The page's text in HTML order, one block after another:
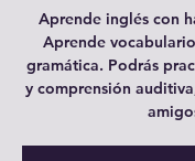
Aprende inglés con
Aprende
gramática. Podrás
y comprensión